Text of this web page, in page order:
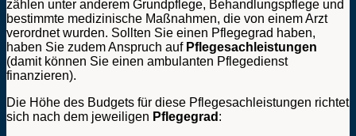
zählen unter anderem Grundpflege, Behandlungspflege und
bestimmte medizinische Maßnahmen, die von einem Arzt
verordnet wurden. Sollten Sie einen Pflegegrad haben,
haben Sie zudem Anspruch auf Pflegesachleistungen
(damit können Sie einen ambulanten Pflegedienst
finanzieren).
Die Höhe des Budgets für diese Pflegesachleistungen richtet
sich nach dem jeweiligen Pflegegrad :